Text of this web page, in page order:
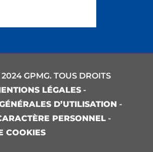
GPMG. TOUS DROITS
LÉGALES -
D’UTILISATION -
PERSONNEL -
COOKIES